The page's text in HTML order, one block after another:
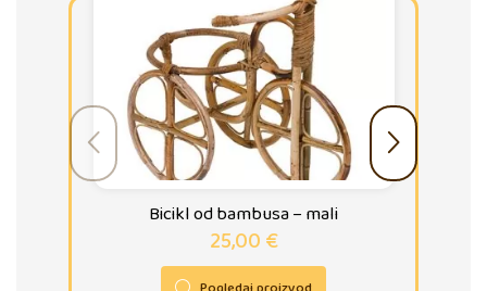
Bicikl od bambusa – mali
25,00€